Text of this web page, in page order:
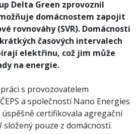
Delta Green zprovoznil
domácnostem zapojit
rovnováhy (SVR). Domácnosti
časových intervalech
elektřinu, což jim může
na energie.
s provozovatelem
a společností Nano Energies
certifikovala agregační
pouze z domácností.